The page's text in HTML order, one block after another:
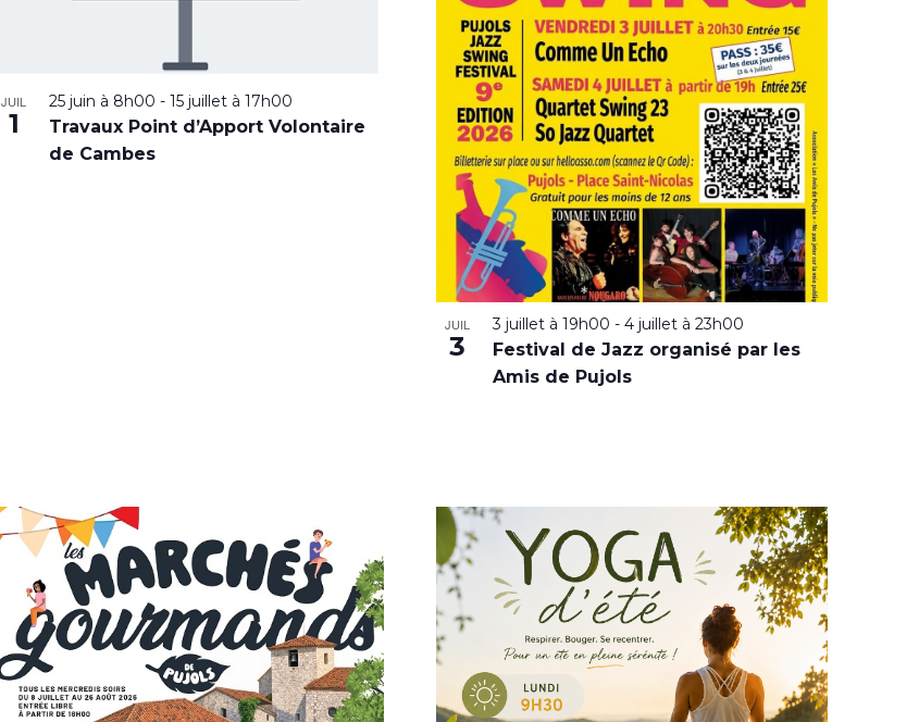
JUIL
1
25 juin à 8h00 - 15 juillet à 17h00
Travaux Point d’Apport Volontaire
de Cambes
JUIL
3
3 juillet à 19h00 - 4 juillet à 23h00
Festival de Jazz organisé par les
Amis de Pujols